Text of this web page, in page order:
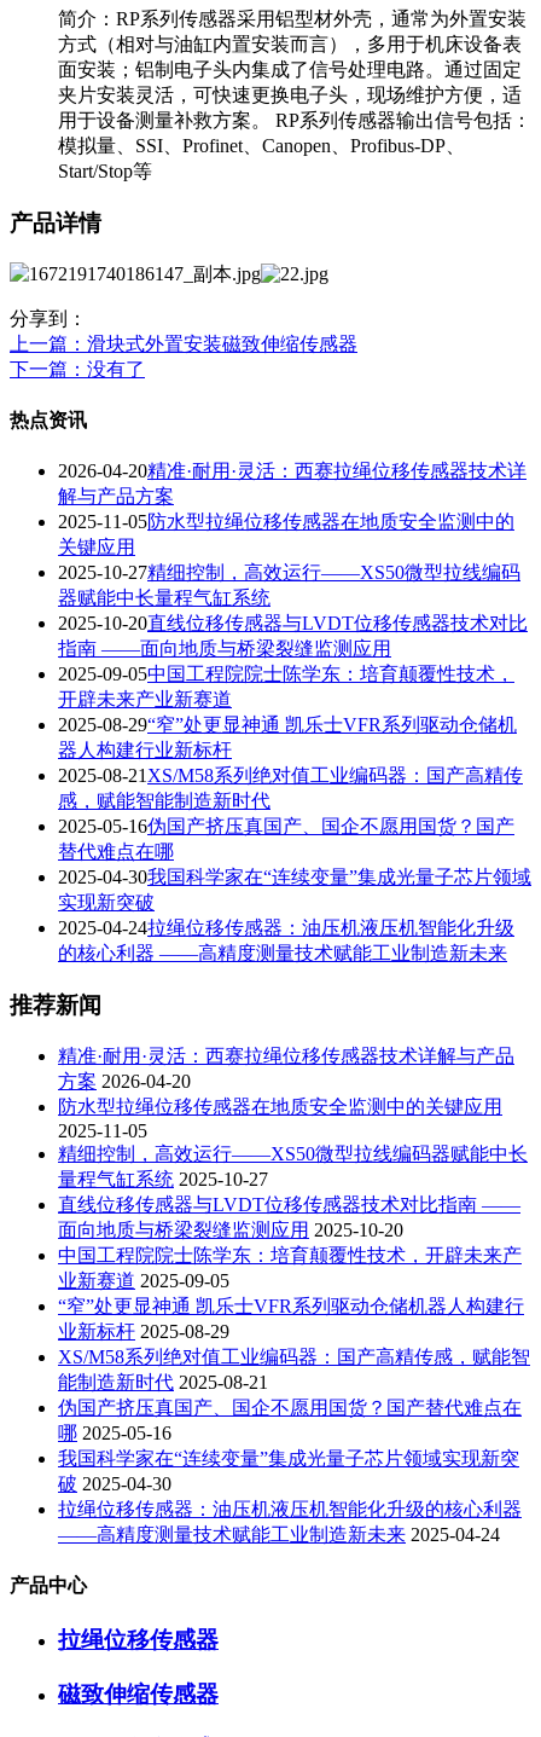
简介： RP系列传感器采用铝型材外壳，通常为外置安装
方式（相对与油缸内置安装而言），多用于机床设备表
面安装；铝制电子头内集成了信号处理电路。通过固定
夹片安装灵活，可快速更换电子头，现场维护方便，适
用于设备测量补救方案。 RP系列传感器输出信号包括：
模拟量、SSI、Profinet、Canopen、Profibus-DP、
Start/Stop等
产品详情
分享到：
上一篇 ：滑块式外置安装磁致伸缩传感器
下一篇 ：没有了
热点资讯
2026-04-20精准·耐用·灵活：西赛拉绳位移传感器技术详
解与产品方案
2025-11-05防水型拉绳位移传感器在地质安全监测中的
关键应用
2025-10-27精细控制，高效运行——XS50微型拉线编码
器赋能中长量程气缸系统
2025-10-20直线位移传感器与LVDT位移传感器技术对比
指南 ——面向地质与桥梁裂缝监测应用
2025-09-05中国工程院院士陈学东：培育颠覆性技术，
开辟未来产业新赛道
2025-08-29“窄”处更显神通 凯乐士VFR系列驱动仓储机
器人构建行业新标杆
2025-08-21 XS/M58系列绝对值工业编码器：国产高精传
感，赋能智能制造新时代
2025-05-16伪国产挤压真国产、国企不愿用国货？国产
替代难点在哪
2025-04-30我国科学家在“连续变量”集成光量子芯片领域
实现新突破
2025-04-24拉绳位移传感器：油压机液压机智能化升级
的核心利器 ——高精度测量技术赋能工业制造新未来
推荐新闻
精准·耐用·灵活：西赛拉绳位移传感器技术详解与产品
方案 2026-04-20
防水型拉绳位移传感器在地质安全监测中的关键应用
2025-11-05
精细控制，高效运行——XS50微型拉线编码器赋能中长
量程气缸系统 2025-10-27
直线位移传感器与LVDT位移传感器技术对比指南 ——
面向地质与桥梁裂缝监测应用 2025-10-20
中国工程院院士陈学东：培育颠覆性技术，开辟未来产
业新赛道 2025-09-05
“窄”处更显神通 凯乐士VFR系列驱动仓储机器人构建行
业新标杆 2025-08-29
XS/M58系列绝对值工业编码器：国产高精传感，赋能智
能制造新时代 2025-08-21
伪国产挤压真国产、国企不愿用国货？国产替代难点在
哪 2025-05-16
我国科学家在“连续变量”集成光量子芯片领域实现新突
破 2025-04-30
拉绳位移传感器：油压机液压机智能化升级的核心利器
——高精度测量技术赋能工业制造新未来 2025-04-24
产品中心
拉绳位移传感器
磁致伸缩传感器